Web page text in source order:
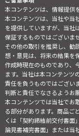
本コンテンツは、情報提供
本コンテンツは、当社や当
を提供していますが、当社
保証するものではございま
その他の取引を推奨し、勧
想・意見は、将来の結果を
作成時現在のものであり、
ます。当社は本コンテンツ
責任を負うものではござい
判断と責任でなさるようお
本コンテンツでは当社でお
る部分があります。商品ご
くは「契約締結前交付書面
論見書補完書面」または当